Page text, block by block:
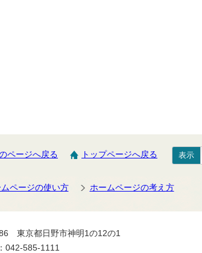
ページへ戻る トップページへ戻る 表示
ページの使い方 ホームページの考え方
東京都日野市神明1の12の1
042-585-1111